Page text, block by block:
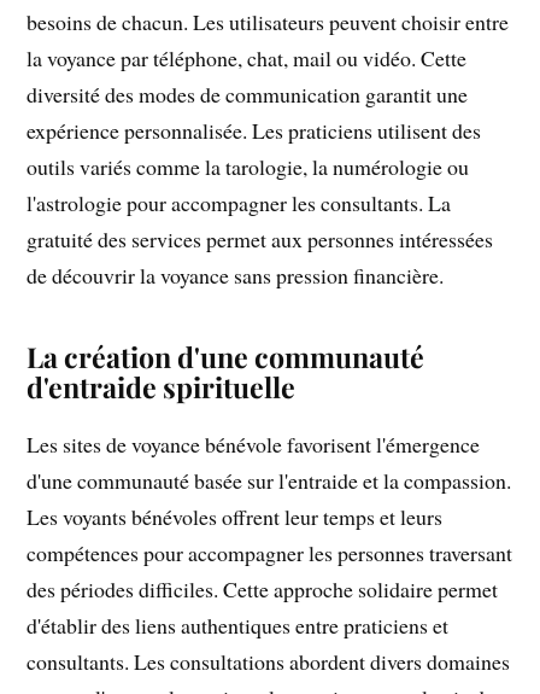
besoins de chacun. Les utilisateurs peuvent choisir entre
la voyance par téléphone, chat, mail ou vidéo. Cette
diversité des modes de communication garantit une
expérience personnalisée. Les praticiens utilisent des
outils variés comme la tarologie, la numérologie ou
l'astrologie pour accompagner les consultants. La
gratuité des services permet aux personnes intéressées
de découvrir la voyance sans pression financière.
La création d'une communauté
d'entraide spirituelle
Les sites de voyance bénévole favorisent l'émergence
d'une communauté basée sur l'entraide et la compassion.
Les voyants bénévoles offrent leur temps et leurs
compétences pour accompagner les personnes traversant
des périodes difficiles. Cette approche solidaire permet
d'établir des liens authentiques entre praticiens et
consultants. Les consultations abordent divers domaines